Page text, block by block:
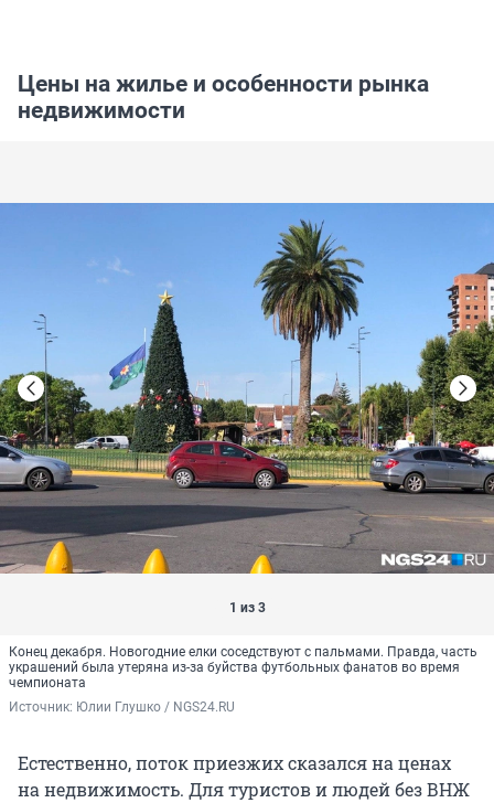
Цены на жилье и особенности рынка
недвижимости
1 из 3
Конец декабря. Новогодние елки соседствуют с пальмами. Правда, часть
украшений была утеряна из-за буйства футбольных фанатов во время
чемпионата
Источник: Юлии Глушко / NGS24.RU
Естественно, поток приезжих сказался на ценах
на недвижимость. Для туристов и людей без ВНЖ